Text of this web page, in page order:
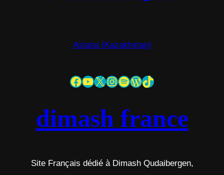
Astana (Kazakhstan)
Facebook YouTube X InstagramSpotify WordPress TikTok
dimash france
Site Français dédié à Dimash Qudaibergen,